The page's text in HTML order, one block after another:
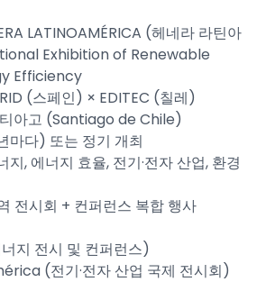
LATINOAMÉRICA (헤네라 라틴아
Exhibition of Renewable
Efficiency
(스페인) × EDITEC (칠레)
아고 (Santiago de Chile)
마다) 또는 정기 개최
, 에너지 효율, 전기·전자 산업, 환경
전시회 + 컨퍼런스 복합 행사
지 전시 및 컨퍼런스)
(전기·전자 산업 국제 전시회)